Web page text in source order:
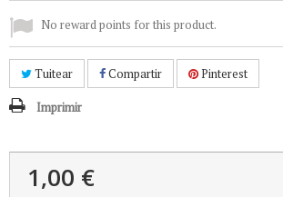
No reward points for this product.
Tuitear Compartir Pinterest
Imprimir
1,00 €